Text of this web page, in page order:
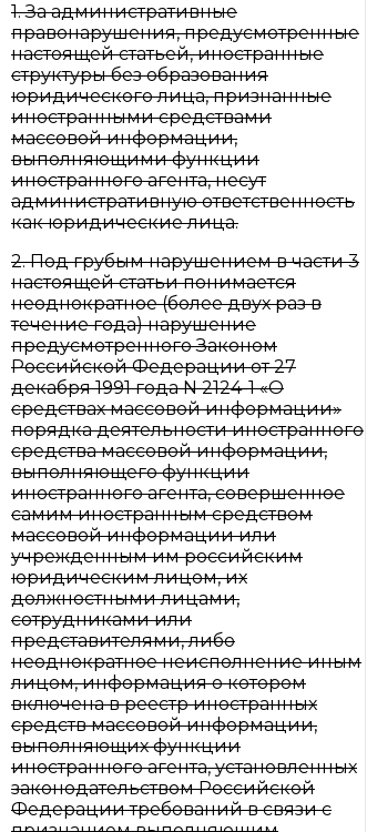
1. За административные
правонарушения, предусмотренные
настоящей статьей, иностранные
структуры без образования
юридического лица, признанные
иностранными средствами
массовой информации,
выполняющими функции
иностранного агента, несут
административную ответственность
как юридические лица.
2. Под грубым нарушением в части 3
настоящей статьи понимается
неоднократное (более двух раз в
течение года) нарушение
предусмотренного Законом
Российской Федерации от 27
декабря 1991 года N 2124-1 «О
средствах массовой информации»
порядка деятельности иностранного
средства массовой информации,
выполняющего функции
иностранного агента, совершенное
самим иностранным средством
массовой информации или
учрежденным им российским
юридическим лицом, их
должностными лицами,
сотрудниками или
представителями, либо
неоднократное неисполнение иным
лицом, информация о котором
включена в реестр иностранных
средств массовой информации,
выполняющих функции
иностранного агента, установленных
законодательством Российской
Федерации требований в связи с